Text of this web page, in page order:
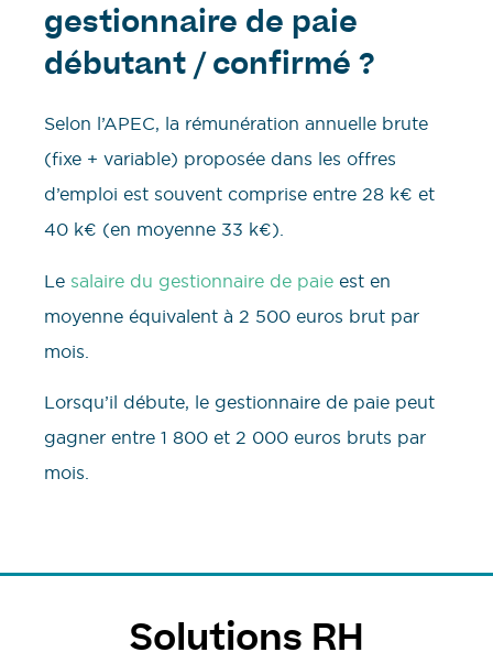
gestionnaire de paie
débutant / confirmé ?
Selon l’APEC, la rémunération annuelle brute
(fixe + variable) proposée dans les offres
d’emploi est souvent comprise entre 28 k€ et
40 k€ (en moyenne 33 k€).
Le salaire du gestionnaire de paie est en
moyenne équivalent à 2 500 euros brut par
mois.
Lorsqu’il débute, le gestionnaire de paie peut
gagner entre 1 800 et 2 000 euros bruts par
mois.
Solutions RH